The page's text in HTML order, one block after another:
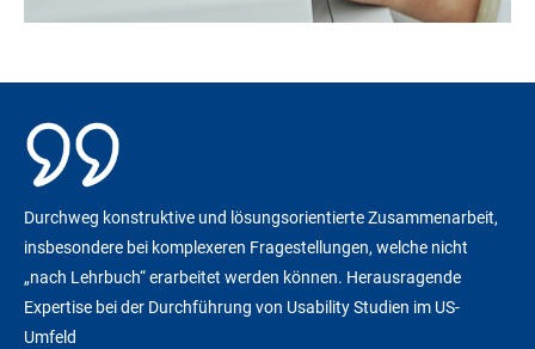
Durchweg konstruktive und lösungsorientierte Zusammenarbeit,
insbesondere bei komplexeren Fragestellungen, welche nicht
„nach Lehrbuch“ erarbeitet werden können. Herausragende
Expertise bei der Durchführung von Usability Studien im US-
Umfeld